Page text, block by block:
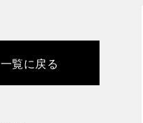
一覧に戻る